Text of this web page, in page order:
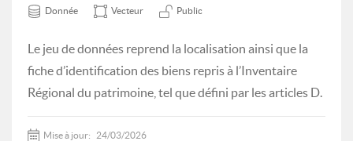
Donnée Vecteur Public
Le jeu de données reprend la localisation ainsi que la
fiche d’identification des biens repris à l’Inventaire
Régional du patrimoine, tel que défini par les articles D.
Mise à jour: 24/03/2026